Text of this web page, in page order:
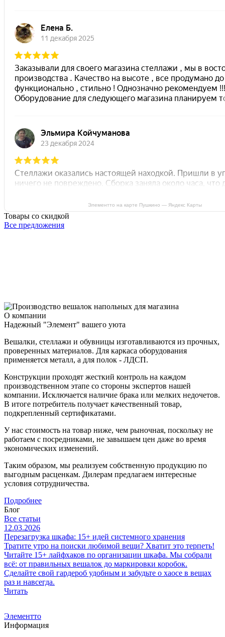
Элементто на карте Пушкино — Яндекс Карты
Товары со скидкой
Все предложения
О компании
Надежный "Элемент" вашего уюта
Вешалки, стеллажи и обувницы изготавливаются из прочных,
проверенных материалов. Для каркаса оборудования
применяется металл, а для полок - ЛДСП.
Конструкции проходят жесткий контроль на каждом
производственном этапе со стороны экспертов нашей
компании. Исключается наличие брака или мелких недочетов.
В итоге потребитель получает качественный товар,
подкрепленный сертификатами.
У нас стоимость на товар ниже, чем рыночная, поскольку не
работаем с посредниками, не завышаем цен даже во время
экономических изменений.
Таким образом, мы реализуем собственную продукцию по
выгодным расценкам. Дилерам предлагаем интересные
условия сотрудничества.
Подробнее
Блог
Все статьи
12.03.2026
Перезагрузка шкафа: 15+ идей системного хранения
Тратите утро на поиски любимой вещи? Хватит это терпеть!
Читайте 15+ лайфхаков по организации шкафа. Мы собрали
всё: от правильных вешалок до маркировки коробок.
Сделайте свой гардероб удобным и забудьте о хаосе в вещах
раз и навсегда.
Читать
Элементто
Информация